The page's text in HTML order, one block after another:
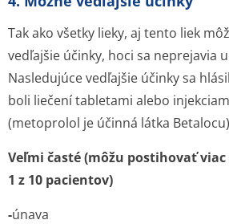
Tak ako všetky lieky, aj tento liek
vedľajšie účinky, hoci sa neprejavia
Nasledujúce vedľajšie účinky sa
boli liečení tabletami alebo
(metoprolol je účinná látka
Veľmi časté (môžu postihovať
1 z 10 pacientov)
-únava